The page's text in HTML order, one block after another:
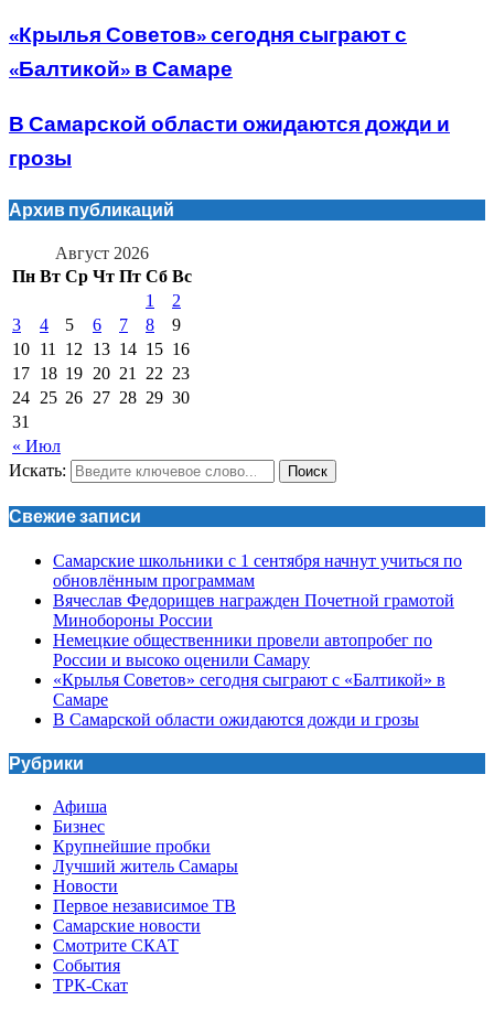
«Крылья Советов» сегодня сыграют с
«Балтикой» в Самаре
В Самарской области ожидаются дожди и
грозы
Архив публикаций
Август 2026
Пн Вт Ср Чт Пт Сб Вс
« Июл
1
2
3
4 5 6 7 8
9
10 11 12 13 14 15 16
17 18 19 20 21 22 23
24 25 26 27 28 29 30
31
Искать: Поиск
Свежие записи
Самарские школьники с 1 сентября начнут учиться по
обновлённым программам
Вячеслав Федорищев награжден Почетной грамотой
Минобороны России
Немецкие общественники провели автопробег по
России и высоко оценили Самару
«Крылья Советов» сегодня сыграют с «Балтикой» в
Самаре
В Самарской области ожидаются дожди и грозы
Рубрики
Афиша
Бизнес
Крупнейшие пробки
Лучший житель Самары
Новости
Первое независимое ТВ
Самарские новости
Смотрите СКАТ
События
ТРК-Скат